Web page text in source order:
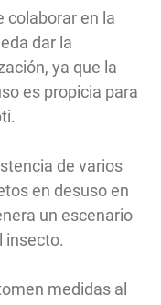
colaborar en la
dar la
ya que la
es propicia para
de varios
en desuso en
un escenario
insecto.
medidas al